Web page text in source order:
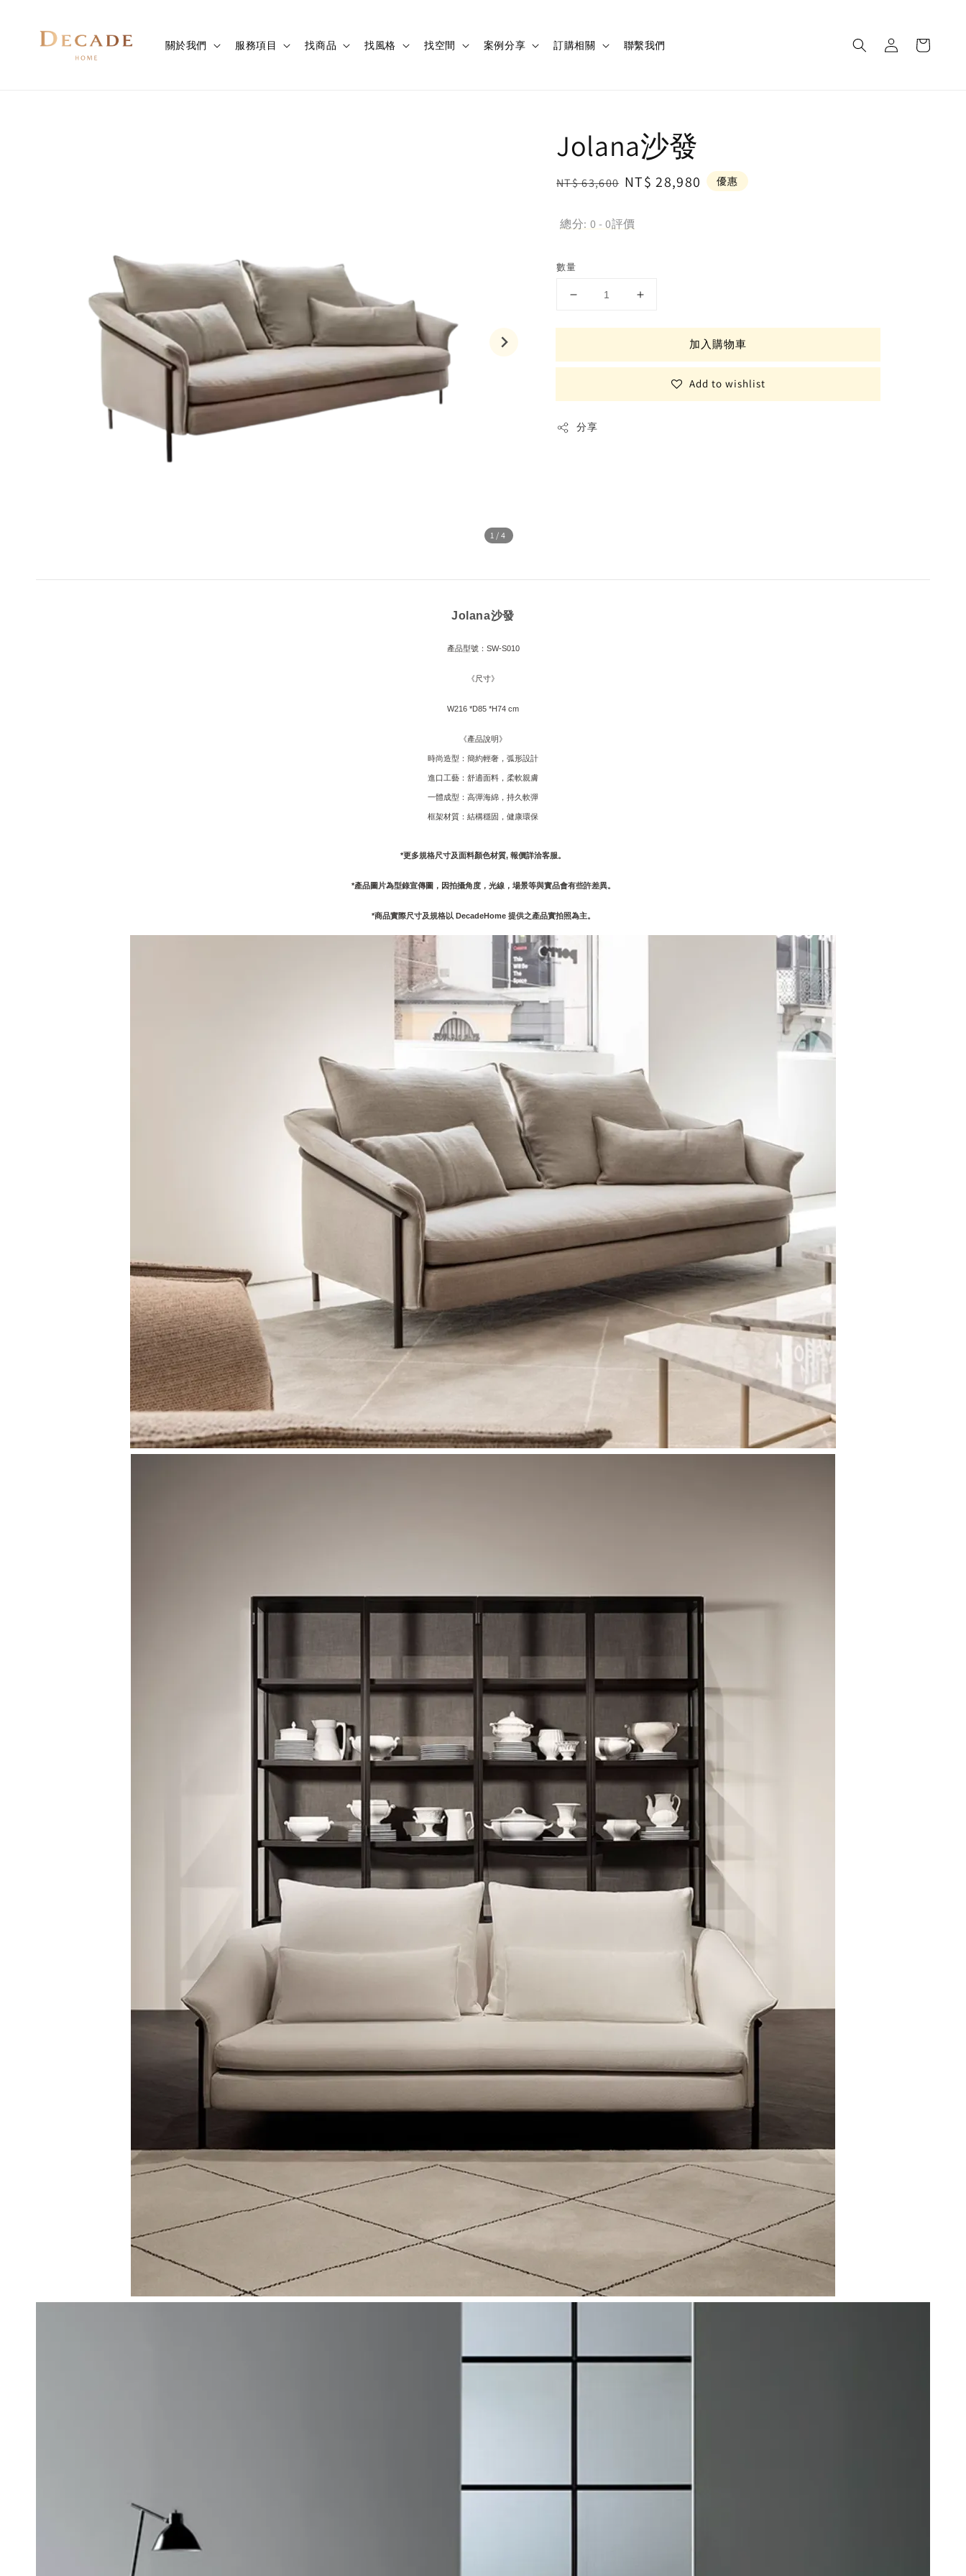
關於我們 服務項目 找商品 找風格 找空間 案例分享 訂購相關 聯繫我們
1 /4
Jolana沙發
Regular
NT$ 63,600 Sale
NT$ 28,980 優惠
總分: 0 -0評價
數量
加入購物車
Add to wishlist
分享
Jolana沙發
產品型號： SW-S010
《尺寸》
W216 *D85 *H74 cm
《產品說明》
時尚造型：簡約輕奢，弧形設計
進口工藝：舒適面料，柔軟親膚
一體成型：高彈海綿，持久軟彈
框架材質：結構穩固，健康環保
*更多規格尺寸及面料顏色材質, 報價詳洽客服。
*產品圖片為型錄宣傳圖，因拍攝角度，光線，場景等與實品會有些許差異。
*商品實際尺寸及規格以 DecadeHome 提供之產品實拍照為主。